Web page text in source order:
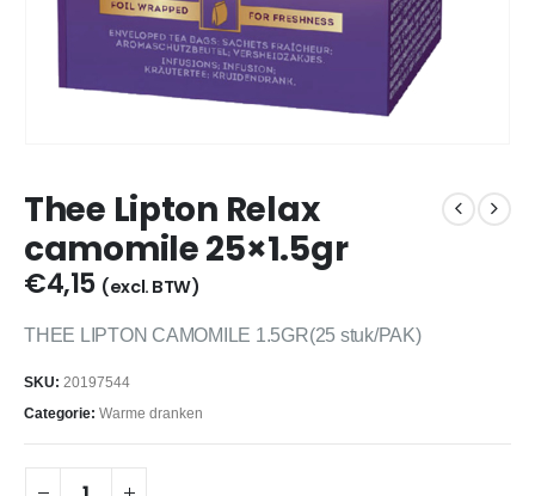
Thee Lipton Relax
camomile 25×1.5gr
€4,15 (excl. BTW)
THEE LIPTON CAMOMILE 1.5GR(25 stuk/PAK)
SKU: 20197544
Categorie: Warme dranken